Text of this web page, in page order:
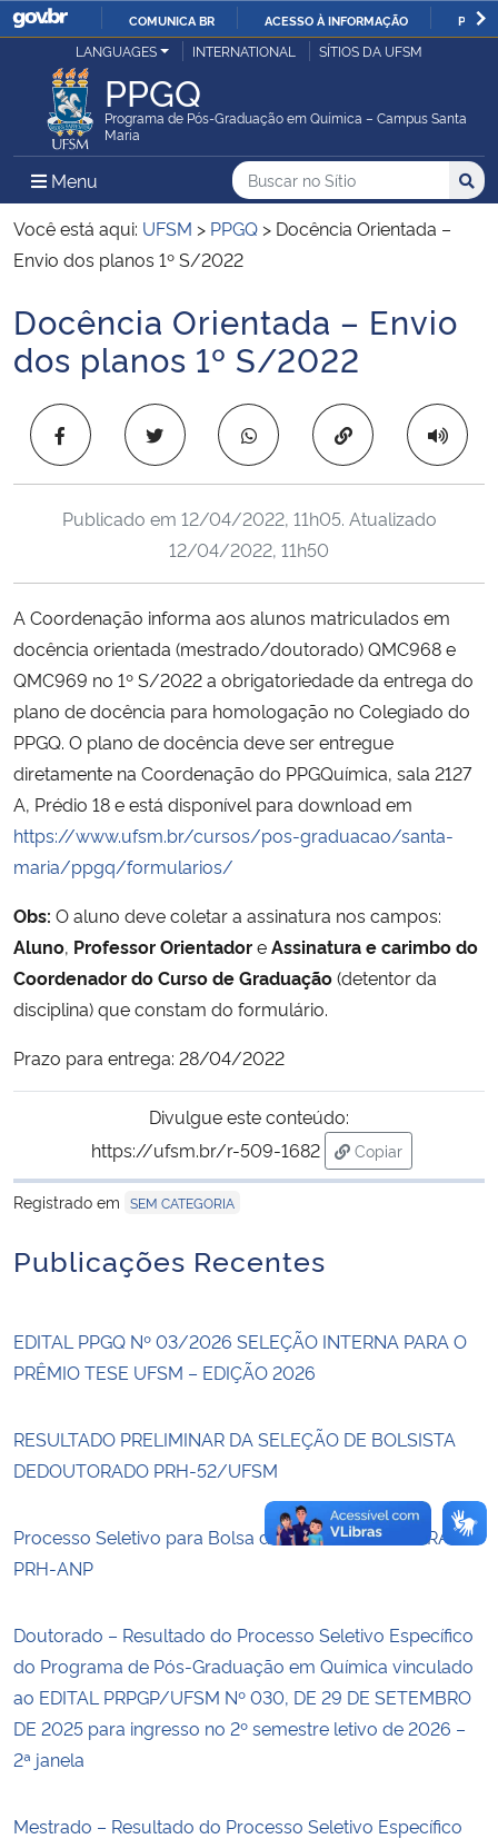
IR
O
COMUNICA BR ACESSO À INFORMAÇÃO
Ministério da Justiça e Segurança Pública
Ministério da Defesa
Ministério das Relações Exteriores
Ministério da Infraestrutura
Ministério da Educação
Ministério da Cidadania
Ministério de Minas e Energia
Ministério da Ciência, Tecnologia, Inovações e Comunicações
Ministério do Meio Ambiente
Ministério do Turismo
Ministério do Desenvolvimento Regional
Controladoria-Geral da União
Ministério da Mulher, da Família e dos Direitos Humanos
Gabinete de Segurança Institucional
Banco Central do Brasil
Planalto
LANGUAGES INTERNATIONAL SÍTIOS DA UFSM
PPGQ
Programa de Pós-Graduação em Química – Campus Santa
Maria
Menu Menu Principal do Sítio
Busca
Buscar no no Sítio
Busca:
Você está aqui: UFSM > PPGQ > Docência Orientada –
Envio dos planos 1º S/2022
Início do conteúdo
Docência Orientada – Envio
dos planos 1º S/2022
Copiar para área
Publicado em 12/04/2022, 11h05. Atualizado
12/04/2022, 11h50
A Coordenação informa aos alunos matriculados em
docência orientada (mestrado/doutorado) QMC968 e
QMC969 no 1º S/2022 a obrigatoriedade da entrega do
plano de docência para homologação no Colegiado do
PPGQ. O plano de docência deve ser entregue
diretamente na Coordenação do PPGQuímica, sala 2127
A, Prédio 18 e está disponível para download em
https://www.ufsm.br/cursos/pos-graduacao/santa-
maria/ppgq/formularios/
Obs: O aluno deve coletar a assinatura nos campos:
Aluno, Professor OrientadoreAssinatura e carimbo do
Coordenador do Curso de Graduação(detentor da
disciplina) que constam do formulário.
Prazo para entrega: 28/04/2022
Divulgue este conteúdo:
https://ufsm.br/r-509-1682
Copiar
para área de
Registrado em SEM CATEGORIA
Publicações Recentes
EDITAL PPGQ Nº 03/2026 SELEÇÃO INTERNA PARA O
PRÊMIO TESE UFSM – EDIÇÃO 2026
RESULTADO PRELIMINAR DA SELEÇÃO DE BOLSISTA
DEDOUTORADO PRH-52/UFSM
Processo Seletivo para Bolsa de Doutorado PROGRAMA
PRH-ANP
Doutorado – Resultado do Processo Seletivo Específico
do Programa de Pós-Graduação em Química vinculado
ao EDITAL PRPGP/UFSM Nº 030, DE 29 DE SETEMBRO
DE 2025 para ingresso no 2º semestre letivo de 2026 –
2ª janela
Mestrado – Resultado do Processo Seletivo Específico